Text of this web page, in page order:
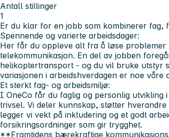
Antall stillinger
1
Er du klar for en jobb som kombinerer fag,
Spennende og varierte arbeidsdager:
Her får du oppleve alt fra å løse problemer
telekommunikasjon. En del av jobben
helikoptertransport - og du vil bruke utstyr
variasjonen i arbeidshverdagen er noe våre
Et sterkt fag- og arbeidsmiljø:
I OneCo får du faglig og personlig utvikling
trivsel. Vi deler kunnskap, støtter
legger vi vekt på inkludering og et godt
forsikringsordninger som gir trygghet.
**Framtidens bærekraftige